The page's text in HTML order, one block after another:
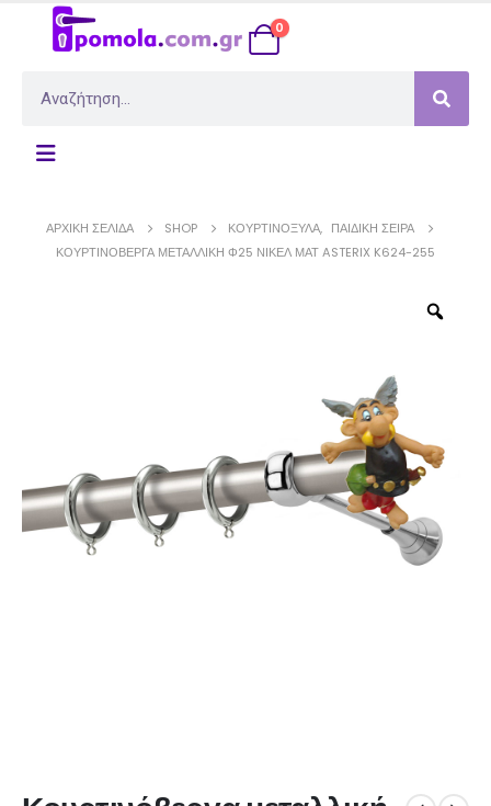
0
ΑΡΧΙΚΉ ΣΕΛΊΔΑ SHOP ΚΟΥΡΤΙΝΌΞΥΛΑ, ΠΑΙΔΙΚΉ ΣΕΙΡΆ
ΚΟΥΡΤΙΝΌΒΕΡΓΑ ΜΕΤΑΛΛΙΚΉ Φ25 ΝΊΚΕΛ ΜΑΤ ASTERIX K624-255